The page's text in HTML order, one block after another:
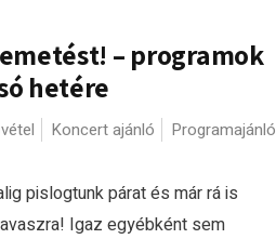
– programok
hetére
Koncert ajánló
Programajánló
pislogtunk párat és már rá is
Igaz egyébként sem